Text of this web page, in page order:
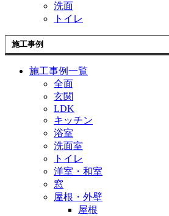
洗面
トイレ
施工事例
施工事例一覧
全面
玄関
LDK
キッチン
浴室
洗面室
トイレ
洋室・和室
窓
屋根・外壁
屋根